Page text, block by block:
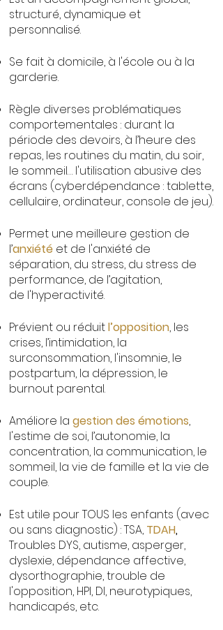
structuré, dynamique et
personnalisé.
Se fait à domicile, à l'école ou à la
garderie.
Règle diverses problématiques
comportementales : durant la
période des devoirs, à l’heure des
repas, les routines du matin, du soir,
le sommeil… l'utilisation abusive des
écrans (cyberdépendance : tablette,
cellulaire, ordinateur, console de jeu).
Permet une meilleure gestion de
l’anxiété et de l'anxiété de
séparation, du stress, du stress de
performance, de l’agitation,
de l'hyperactivité.
Prévient ou réduitl’opposition, les
crises, l’intimidation, la
surconsommation, l'insomnie, le
postpartum, la dépression, le
burnout parental.
Améliore la gestion des émotions,
l'estime de soi, l’autonomie, la
concentration, la communication, le
sommeil, la vie de famille et la vie de
couple.
Est utile pour TOUS les enfants (avec
ou sans diagnostic) : TSA, TDAH,
Troubles DYS, autisme, asperger,
dyslexie, dépendance affective,
dysorthographie, trouble de
l'opposition, HPI, DI, neurotypiques,
handicapés, etc.